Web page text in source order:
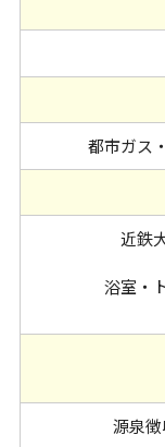
都市ガス
近鉄
浴室・
源泉